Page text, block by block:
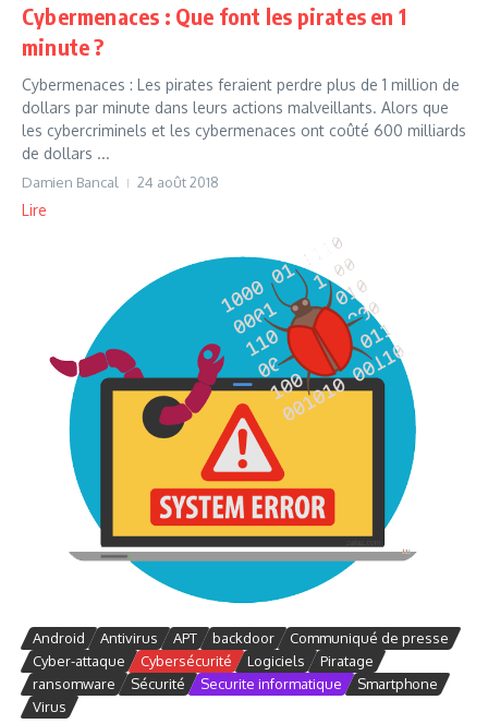
Cybermenaces : Que font les pirates en 1
minute ?
Cybermenaces : Les pirates feraient perdre plus de 1 million de
dollars par minute dans leurs actions malveillants. Alors que
les cybercriminels et les cybermenaces ont coûté 600 milliards
de dollars ...
Damien Bancal 24 août 2018
Lire
Android Antivirus APT backdoor
Communiqué de presse
Cyber-attaque
Cybersécurité Logiciels
Piratage
ransomware
Sécurité Securite informatique
Smartphone
Virus